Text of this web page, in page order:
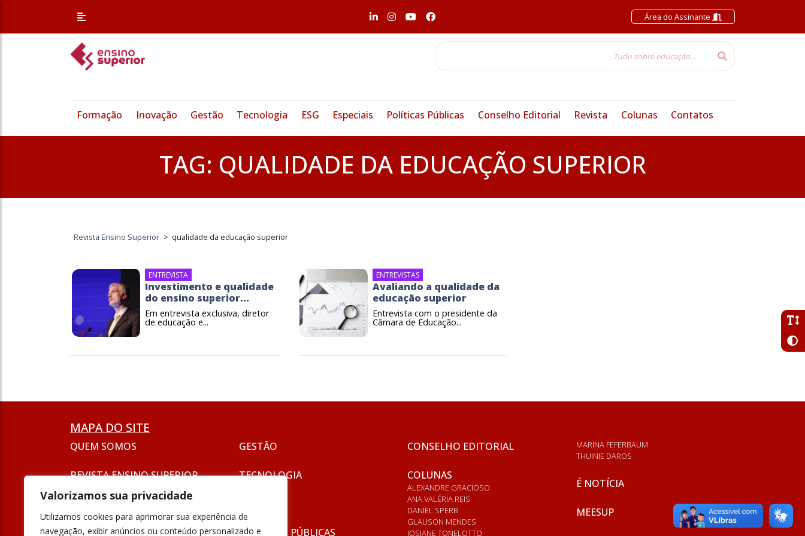
Valorizamos sua privacidade
Utilizamos cookies para aprimorar sua experiência de
navegação, exibir anúncios ou conteúdo personalizado e
Área do Assinante
Formação Inovação Gestão Tecnologia ESG Especiais Políticas Públicas Conselho Editorial Revista Colunas Contatos
TAG: QUALIDADE DA EDUCAÇÃO SUPERIOR
Revista Ensino Superior > qualidade da educação superior
ENTREVISTA
Investimento e qualidade
do ensino superior...
Em entrevista exclusiva, diretor
de educação e...
ENTREVISTAS
Avaliando a qualidade da
educação superior
Entrevista com o presidente da
Câmara de Educação...
MAPA DO SITE
QUEM SOMOS
REVISTA ENSINO SUPERIOR
SEJA UM ANUNCIANTE
FORMAÇÃO
GESTÃO
TECNOLOGIA
POLÍTICAS PÚBLICAS
CONSELHO EDITORIAL
COLUNAS
ALEXANDRE GRACIOSO
ANA VALÉRIA REIS
DANIEL SPERB
GLAUSON MENDES
JOSIANE TONELOTTO
MARINA FEFERBAUM
THUINIE DAROS
É NOTÍCIA
MEESUP